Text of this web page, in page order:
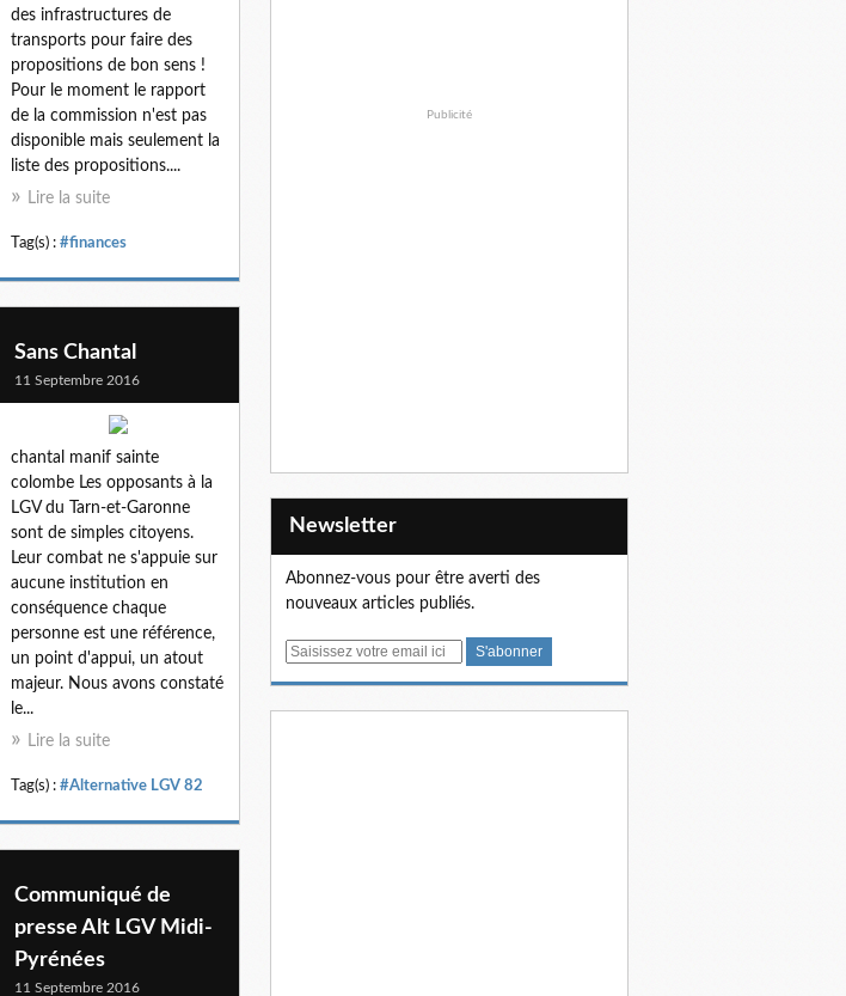
des infrastructures de
transports pour faire des
propositions de bon sens !
Pour le moment le rapport
de la commission n'est pas
disponible mais seulement la
liste des propositions....
Lire la suite
Tag(s) : #finances
Sans Chantal
11 Septembre 2016
chantal manif sainte
colombe Les opposants à la
LGV du Tarn-et-Garonne
sont de simples citoyens.
Leur combat ne s'appuie sur
aucune institution en
conséquence chaque
personne est une référence,
un point d'appui, un atout
majeur. Nous avons constaté
le...
Lire la suite
Tag(s) : #Alternative LGV 82
Communiqué de
presse Alt LGV Midi-
Pyrénées
11 Septembre 2016
Publicité
Newsletter
Abonnez-vous pour être averti des
nouveaux articles publiés.
E